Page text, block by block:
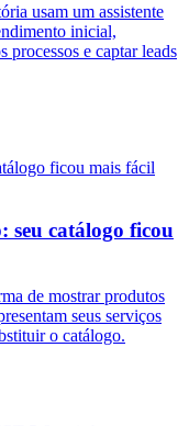
usam um assistente
inicial,
processos e captar leads
seu catálogo ficou
de mostrar produtos
seus serviços
o catálogo.